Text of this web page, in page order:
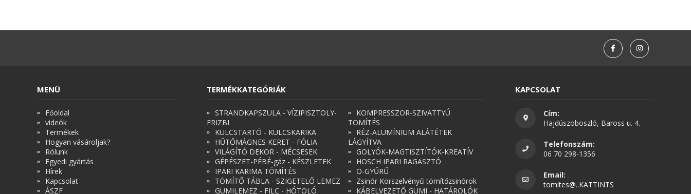
MENÜ
Főoldal
videók
Termékek
Hogyan vásároljak?
Rólunk
Egyedi gyártás
Hírek
Kapcsolat
ÁSZF
TERMÉKKATEGÓRIÁK
STRANDKAPSZULA - VÍZIPISZTOLY-
FRIZBI
KULCSTARTÓ - KULCSKARIKA
HŰTŐMÁGNES KERET - FÓLIA
VILÁGÍTÓ DEKOR - MÉCSESEK
GÉPÉSZET-PÉBÉ-gáz - KÉSZLETEK
IPARI KARIMA TÖMÍTÉS
TÖMÍTŐ TÁBLA - SZIGETELŐ LEMEZ
GUMILEMEZ - FILC - HÓTOLÓ
KOMPRESSZOR-SZIVATTYÚ
TÖMÍTÉS
RÉZ-ALUMÍNIUM ALÁTÉTEK
LÁGYÍTVA
GOLYÓK-MAGTISZTÍTÓK-KREATÍV
HOSCH IPARI RAGASZTÓ
O-GYŰRŰ
Zsinór Körszelvényű tömítőzsinórok
KÁBELVEZETŐ GUMI - HATÁROLÓK
KAPCSOLAT
Cím:
Hajdúszoboszló, Baross u. 4.
Telefonszám:
06 70 298-1356
Email:
tomites@..KATTINTS